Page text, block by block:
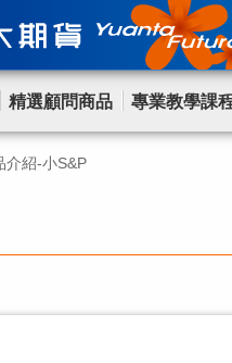
精選顧問商品 專業教學課
介紹-小S&P